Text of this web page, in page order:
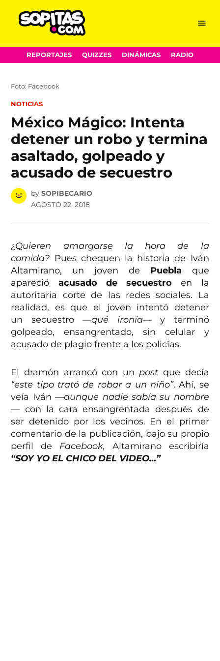
Skip
to
Menu
REPORTAJES QUIZZES DINÁMICAS RADIO
Foto: Facebook
POSTED
NOTICIAS
México Mágico: Intenta
detener un robo y termina
asaltado, golpeado y
acusado de secuestro
by SOPIBECARIO
AGOSTO 22, 2018
¿Quieren amargarse la hora de la
comida? Pues chequen la historia de Iván
Altamirano, un joven de Puebla que
apareció acusado de secuestro en la
autoritaria corte de las redes sociales. La
realidad, es que el joven intentó detener
un secuestro—qué ironía—y terminó
golpeado, ensangrentado, sin celular y
acusado de plagio frente a los policías.
El dramón arrancó con un post que decía
“este tipo trató de robar a un niño”. Ahí, se
veía Iván—aunque nadie sabía su nombre
— con la cara ensangrentada después de
ser detenido por los vecinos. En el primer
comentario de la publicación, bajo su propio
perfil de Facebook, Altamirano escribiría
“SOY YO EL CHICO DEL VIDEO…”